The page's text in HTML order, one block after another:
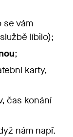
se vám
líbilo);
;
karty,
čas konání
nám např.